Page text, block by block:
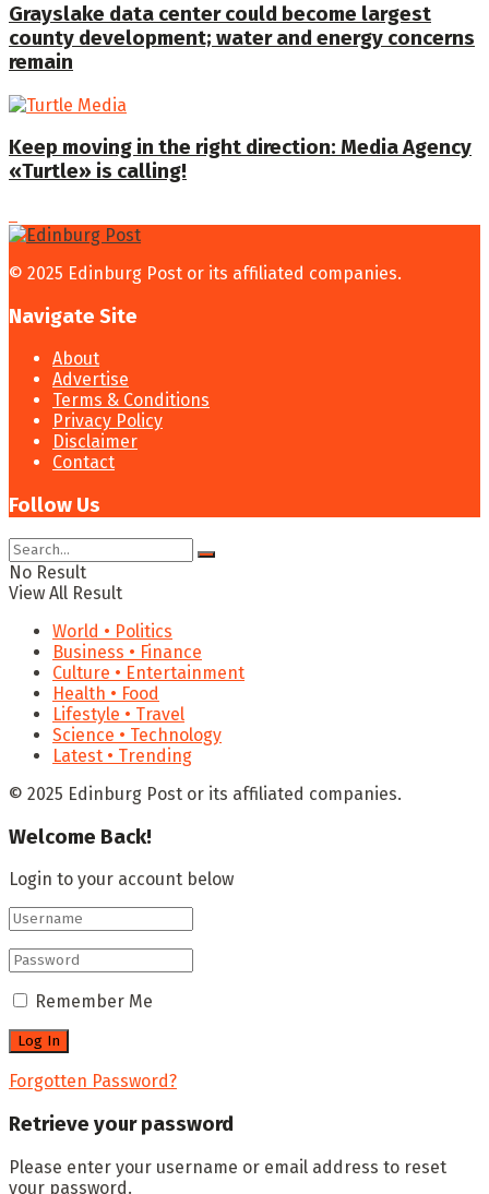
Grayslake data center could become largest
county development; water and energy concerns
remain
Keep moving in the right direction: Media Agency
«Turtle» is calling!
© 2025 Edinburg Post or its affiliated companies.
Navigate Site
About
Advertise
Terms & Conditions
Privacy Policy
Disclaimer
Contact
Follow Us
No Result
View All Result
World • Politics
Business • Finance
Culture • Entertainment
Health • Food
Lifestyle • Travel
Science • Technology
Latest • Trending
© 2025 Edinburg Post or its affiliated companies.
Welcome Back!
Login to your account below
Remember Me
Forgotten Password?
Retrieve your password
Please enter your username or email address to reset
your password.